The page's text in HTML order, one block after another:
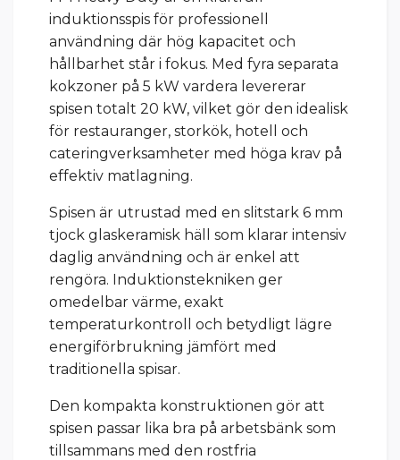
induktionsspis för professionell
användning där hög kapacitet och
hållbarhet står i fokus. Med fyra separata
kokzoner på 5 kW vardera levererar
spisen totalt 20 kW, vilket gör den idealisk
för restauranger, storkök, hotell och
cateringverksamheter med höga krav på
effektiv matlagning.
Spisen är utrustad med en slitstark 6 mm
tjock glaskeramisk häll som klarar intensiv
daglig användning och är enkel att
rengöra. Induktionstekniken ger
omedelbar värme, exakt
temperaturkontroll och betydligt lägre
energiförbrukning jämfört med
traditionella spisar.
Den kompakta konstruktionen gör att
spisen passar lika bra på arbetsbänk som
tillsammans med den rostfria